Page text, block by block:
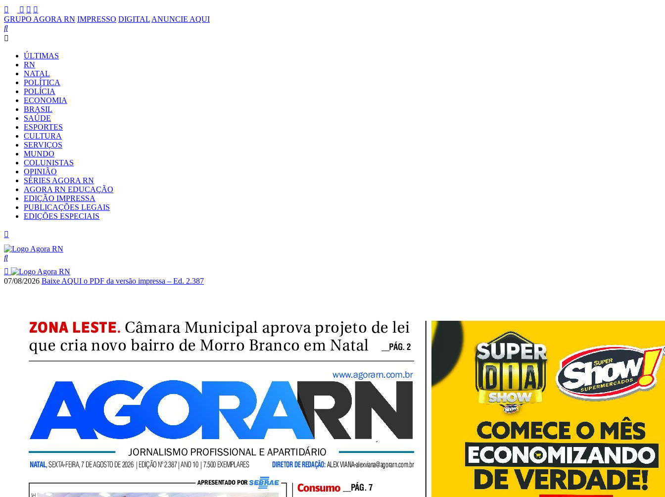
GRUPO AGORA RN IMPRESSO DIGITAL ANUNCIE AQUI
ÚLTIMAS
RN
NATAL
POLÍTICA
POLÍCIA
ECONOMIA
BRASIL
SAÚDE
ESPORTES
CULTURA
SERVIÇOS
MUNDO
COLUNISTAS
OPINIÃO
SÉRIES AGORA RN
AGORA RN EDUCAÇÃO
EDIÇÃO IMPRESSA
PUBLICAÇÕES LEGAIS
EDIÇÕES ESPECIAIS
07/08/2026 Baixe AQUI o PDF da versão impressa – Ed. 2.387